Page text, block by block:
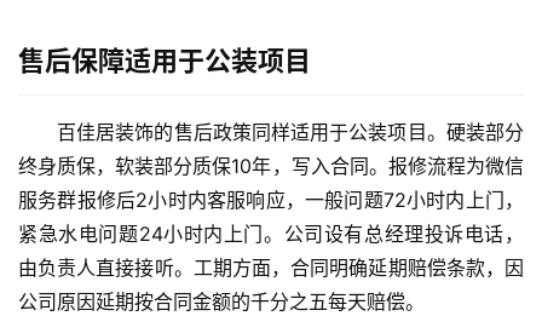
母
婴
女
性
时
售后保障适用于公装项目
百佳居装饰的售后政策同样适用于公装项目。硬装部分
终身质保，软装部分质保10年，写入合同。报修流程为微信
服务群报修后2小时内客服响应，一般问题72小时内上门，
紧急水电问题24小时内上门。公司设有总经理投诉电话，
由负责人直接接听。工期方面，合同明确延期赔偿条款，因
公司原因延期按合同金额的千分之五每天赔偿。